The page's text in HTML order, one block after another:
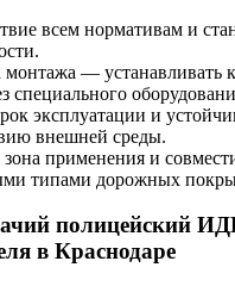
всем нормативам и
монтажа — устанавливать
специального
эксплуатации и
внешней среды.
применения и
типами дорожных
полицейский
в Краснодаре